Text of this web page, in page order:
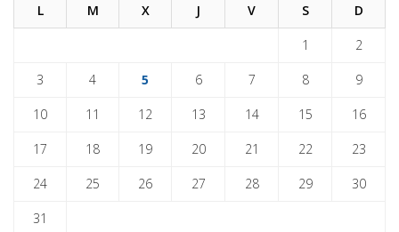
L M X J V S D
1 2
3 4 5 6 7 8 9
10 11 12 13 14 15 16
17 18 19 20 21 22 23
24 25 26 27 28 29 30
31